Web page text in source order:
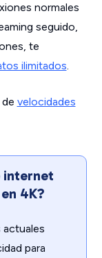
normales
seguido,
te
ilimitados.
velocidades
internet
4K?
actuales
para